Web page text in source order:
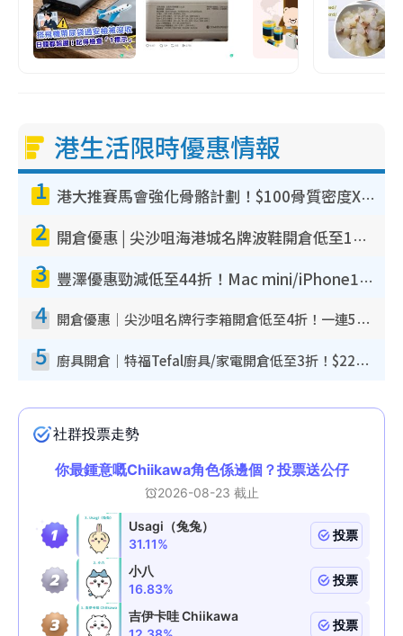
港生活限時優惠情報
1 港大推賽馬會強化骨骼計劃！$100骨質密度X光檢查 完成免費運動訓練送超市禮券！附參加資格
2 開倉優惠 | 尖沙咀海港城名牌波鞋開倉低至1折！On鞋$899起／Joy&Peace鞋履$98起
3 豐澤優惠勁減低至44折！Mac mini/iPhone17Pro大減價！廚房家電$220起
4 開倉優惠｜尖沙咀名牌行李箱開倉低至4折！一連5日 American Tourister/ace./Hallmark $200起！
5 廚具開倉｜特福Tefal廚具/家電開倉低至3折！$220起買平底鍋/炒鑊/湯煲！電飯煲/吸塵機/燙斗$418起